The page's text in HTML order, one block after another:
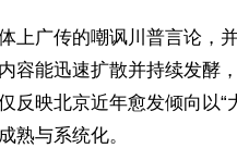
上广传的嘲讽川普言论，
容能迅速扩散并持续发酵
反映北京近年愈发倾向以
熟与系统化。